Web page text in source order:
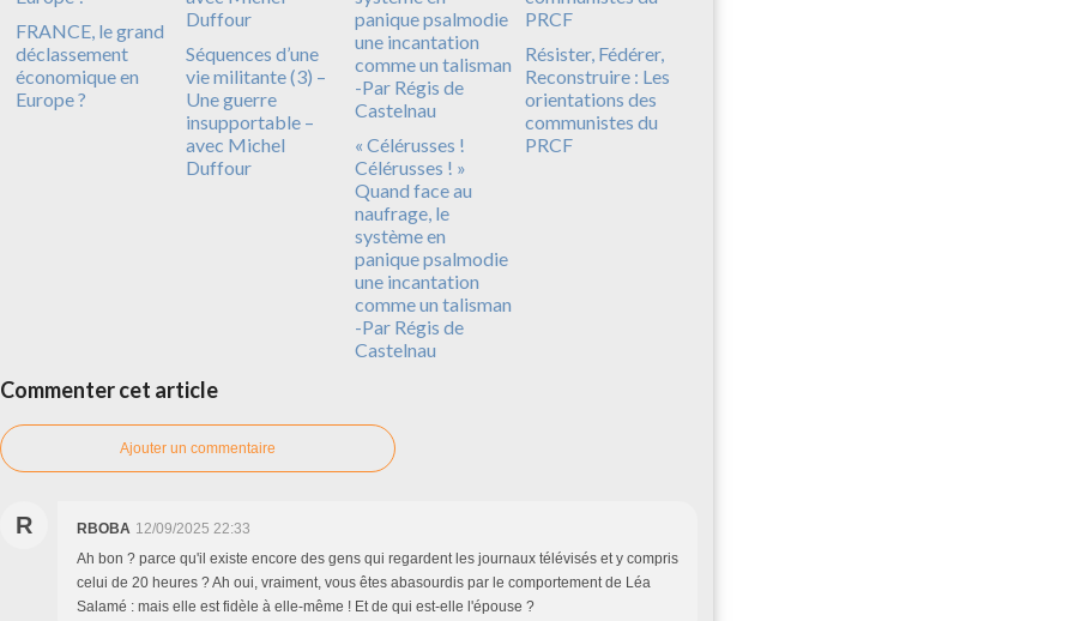
FRANCE, le grand
déclassement
économique en
Europe ?
Séquences d’une
vie militante (3) –
Une guerre
insupportable –
avec Michel
Duffour
« Célérusses !
Célérusses ! »
Quand face au
naufrage, le
système en
panique psalmodie
une incantation
comme un talisman
-Par Régis de
Castelnau
Résister, Fédérer,
Reconstruire : Les
orientations des
communistes du
PRCF
Commenter cet article
Ajouter un commentaire
R RBOBA 12/09/2025 22:33
Ah bon ? parce qu'il existe encore des gens qui regardent les journaux télévisés et y compris
celui de 20 heures ? Ah oui, vraiment, vous êtes abasourdis par le comportement de Léa
Salamé : mais elle est fidèle à elle-même ! Et de qui est-elle l'épouse ?